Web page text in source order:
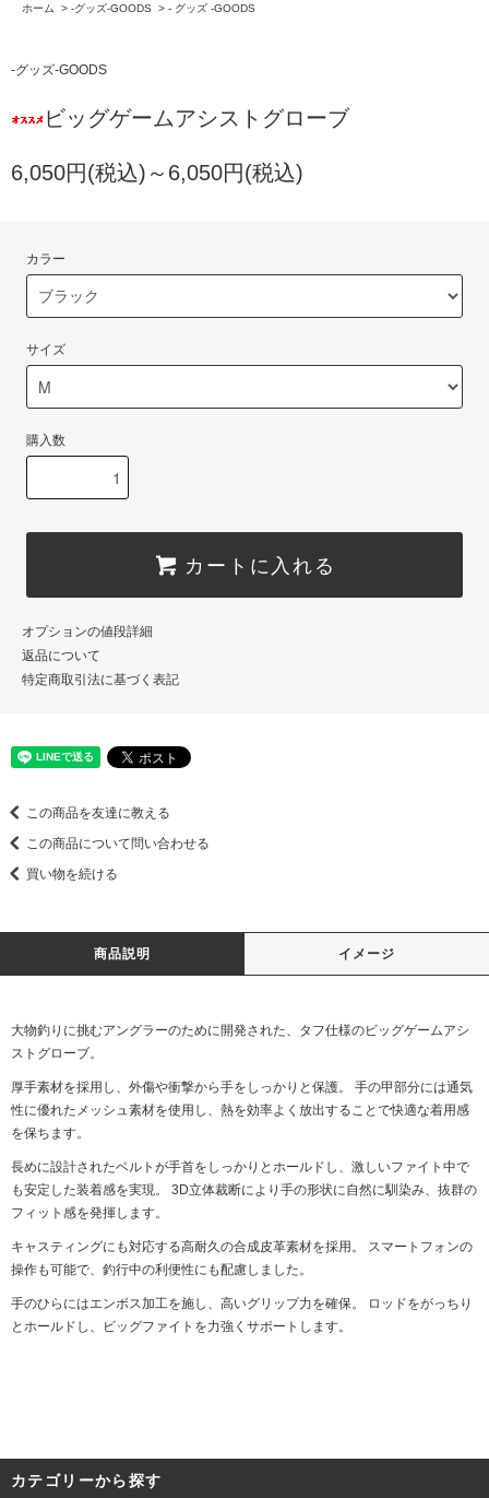
ホーム > -グッズ-GOODS > - グッズ -GOODS
-グッズ-GOODS
ビッグゲームアシストグローブ
6,050円(税込)～6,050円(税込)
カラー
サイズ
購入数
カートに入れる
オプションの値段詳細
返品について
特定商取引法に基づく表記
この商品を友達に教える
この商品について問い合わせる
買い物を続ける
商品説明 イメージ
大物釣りに挑むアングラーのために開発された、タフ仕様のビッグゲームアシ
ストグローブ。
厚手素材を採用し、外傷や衝撃から手をしっかりと保護。 手の甲部分には通気
性に優れたメッシュ素材を使用し、熱を効率よく放出することで快適な着用感
を保ちます。
長めに設計されたベルトが手首をしっかりとホールドし、激しいファイト中で
も安定した装着感を実現。 3D立体裁断により手の形状に自然に馴染み、抜群の
フィット感を発揮します。
キャスティングにも対応する高耐久の合成皮革素材を採用。 スマートフォンの
操作も可能で、釣行中の利便性にも配慮しました。
手のひらにはエンボス加工を施し、高いグリップ力を確保。 ロッドをがっちり
とホールドし、ビッグファイトを力強くサポートします。
カテゴリーから探す